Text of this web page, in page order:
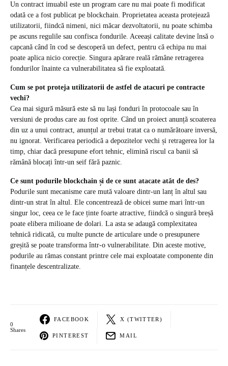
Un contract imuabil este un program care nu mai poate fi modificat
odată ce a fost publicat pe blockchain. Proprietatea aceasta protejează
utilizatorii, fiindcă nimeni, nici măcar dezvoltatorii, nu poate schimba
pe ascuns regulile sau confisca fondurile. Aceeași calitate devine însă o
capcană când în cod se descoperă un defect, pentru că echipa nu mai
poate aplica nicio corecție. Singura apărare reală rămâne retragerea
fondurilor înainte ca vulnerabilitatea să fie exploatată.
Cum se pot proteja utilizatorii de astfel de atacuri pe contracte
vechi?
Cea mai sigură măsură este să nu lași fonduri în protocoale sau în
versiuni de produs care au fost oprite. Când un proiect anunță scoaterea
din uz a unui contract, anunțul ar trebui tratat ca o numărătoare inversă,
nu ignorat. Verificarea periodică a depozitelor vechi și retragerea lor la
timp, chiar dacă presupune efort tehnic, elimină riscul ca banii să
rămână blocați într-un seif fără paznic.
Ce sunt podurile blockchain și de ce sunt atacate atât de des?
Podurile sunt mecanisme care mută valoare dintr-un lanț în altul sau
dintr-un strat în altul. Ele concentrează de obicei sume mari într-un
singur loc, ceea ce le face ținte foarte atractive, fiindcă o singură breșă
poate elibera milioane de dolari. La asta se adaugă complexitatea
tehnică ridicată, cu multe puncte de articulare unde o presupunere
greșită se poate transforma într-o vulnerabilitate. Din aceste motive,
podurile au rămas constant printre cele mai exploatate componente din
finanțele descentralizate.
0
Shares
FACEBOOK X (TWITTER)
PINTEREST MAIL